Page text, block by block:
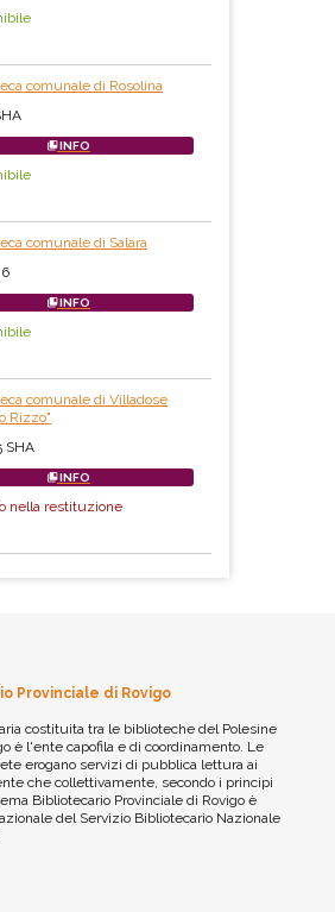
comunale di Rosolina
INFO
comunale di Salara
INFO
comunale di Villadose
Rizzo"
SHA
INFO
nella restituzione
Provinciale di Rovigo
costituita tra le biblioteche del Polesine
è l'ente capofila e di coordinamento. Le
erogano servizi di pubblica lettura ai
che collettivamente, secondo i principi
Bibliotecario Provinciale di Rovigo è
del Servizio Bibliotecario Nazionale